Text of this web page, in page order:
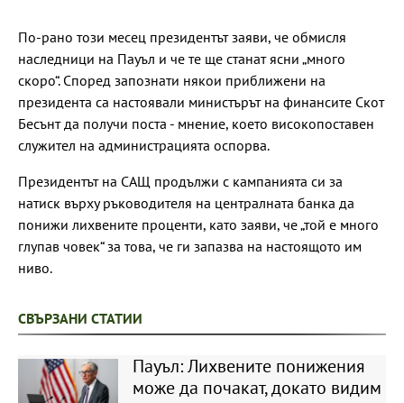
По-рано този месец президентът заяви, че обмисля
наследници на Пауъл и че те ще станат ясни „много
скоро“. Според запознати някои приближени на
президента са настоявали министърът на финансите Скот
Бесънт да получи поста - мнение, което високопоставен
служител на администрацията оспорва.
Президентът на САЩ продължи с кампанията си за
натиск върху ръководителя на централната банка да
понижи лихвените проценти, като заяви, че „той е много
глупав човек“ за това, че ги запазва на настоящото им
ниво.
СВЪРЗАНИ СТАТИИ
Пауъл: Лихвените понижения
може да почакат, докато видим